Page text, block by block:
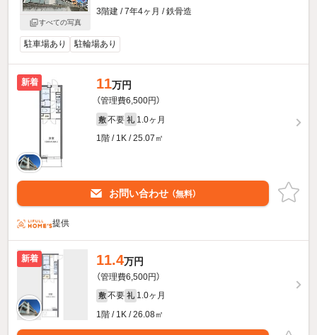
すべての写真
3階建 / 7年4ヶ月 / 鉄骨造
駐車場あり 駐輪場あり
新着 11万円
（管理費6,500円）
敷 不要 礼 1.0ヶ月
1階 / 1K / 25.07㎡
お問い合わせ （無料）
提供
新着 11.4万円
（管理費6,500円）
敷 不要 礼 1.0ヶ月
1階 / 1K / 26.08㎡